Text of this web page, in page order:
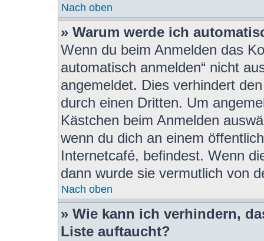
Nach oben
» Warum werde ich
Wenn du beim Anmelden das
automatisch anmelden“ nicht
angemeldet. Dies verhindert
durch einen Dritten. Um
Kästchen beim Anmelden
wenn du dich an einem
Internetcafé, befindest. Wenn
dann wurde sie vermutlich von
Nach oben
» Wie kann ich verhindern,
Liste auftaucht?